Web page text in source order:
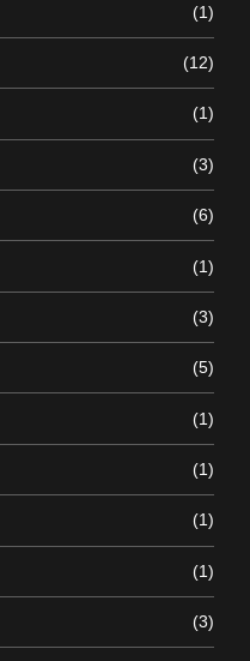
(1)
(12)
(1)
(3)
(6)
(1)
(3)
(5)
(1)
(1)
(1)
(1)
(3)